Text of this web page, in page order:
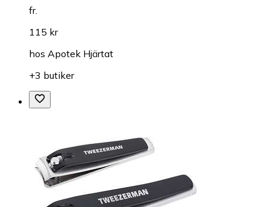
fr.
115 kr
hos Apotek Hjärtat
+3 butiker